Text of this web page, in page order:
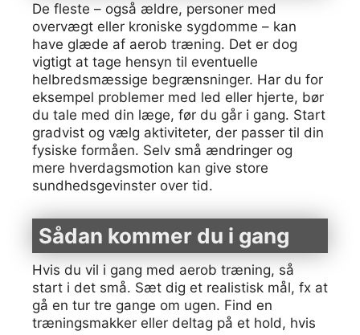
De fleste – også ældre, personer med
overvægt eller kroniske sygdomme – kan
have glæde af aerob træning. Det er dog
vigtigt at tage hensyn til eventuelle
helbredsmæssige begrænsninger. Har du for
eksempel problemer med led eller hjerte, bør
du tale med din læge, før du går i gang. Start
gradvist og vælg aktiviteter, der passer til din
fysiske formåen. Selv små ændringer og
mere hverdagsmotion kan give store
sundhedsgevinster over tid.
Sådan kommer du i gang
Hvis du vil i gang med aerob træning, så
start i det små. Sæt dig et realistisk mål, fx at
gå en tur tre gange om ugen. Find en
træningsmakker eller deltag på et hold, hvis